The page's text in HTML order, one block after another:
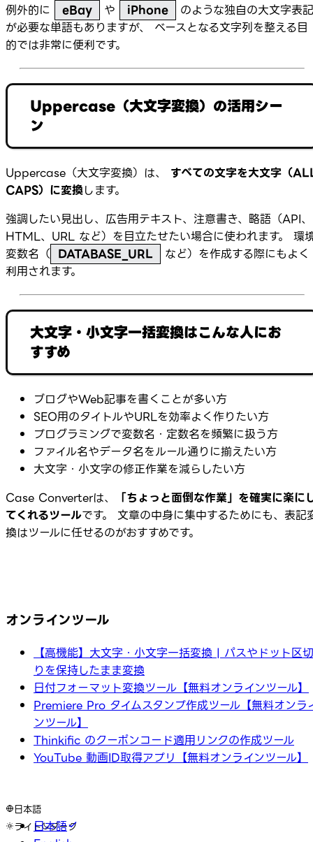
例外的に
eBay や iPhone
のような独自の大文字表記
が必要な単語もありますが、 ベースとなる文字列を整える目
的では非常に便利です。
Uppercase（大文字変換）の活用シー
ン
Uppercase（大文字変換）は、 すべての文字を大文字（
CAPS）に変換します。
強調したい見出し、広告用テキスト、注意書き、略語（API、
HTML、URL など）を目立たせたい場合に使われます。 環
変数名（ DATABASE_URL
など）を作成する際にもよく
利用されます。
大文字・小文字一括変換はこんな人にお
すすめ
ブログやWeb記事を書くことが多い方
SEO用のタイトルやURLを効率よく作りたい方
プログラミングで変数名・定数名を頻繁に扱う方
ファイル名やデータ名をルール通りに揃えたい方
大文字・小文字の修正作業を減らしたい方
Case Converterは、
「ちょっと面倒な作業」を確実に楽に
てくれるツールです。 文章の中身に集中するためにも、表記
換はツールに任せるのがおすすめです。
オンラインツール
【高機能】大文字・小文字一括変換 | パスやドット区切
りを保持したまま変換
日付フォーマット変換ツール【無料オンラインツール】
Premiere Pro タイムスタンプ作成ツール【無料オンラ
ンツール】
Thinkific のクーポンコード適用リンクの作成ツール
YouTube 動画ID取得アプリ【無料オンラインツール】
日本語
日本語
ライト ダーク